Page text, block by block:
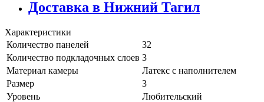
Доставка в Нижний Тагил
Характеристики
Количество панелей
32
Количество подкладочных слоев 3
Материал камеры
Латекс с наполнителем
Размер
3
Уровень
Любительский